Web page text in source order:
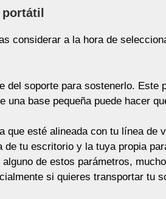
considerar a la hora de
del soporte para sostenerlo. Este
base pequeña puede hacer
que esté alineada con tu línea de
tu escritorio y la tuya propia
de estos parámetros,
si quieres transportar tu